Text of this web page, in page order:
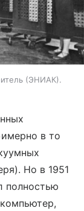
(ЭНИАК).
в то
Но в 1951
полностью